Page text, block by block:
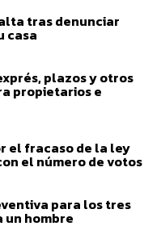
tras denunciar
casa
plazos y otros
propietarios e
el fracaso de la ley
el número de votos
para los tres
hombre